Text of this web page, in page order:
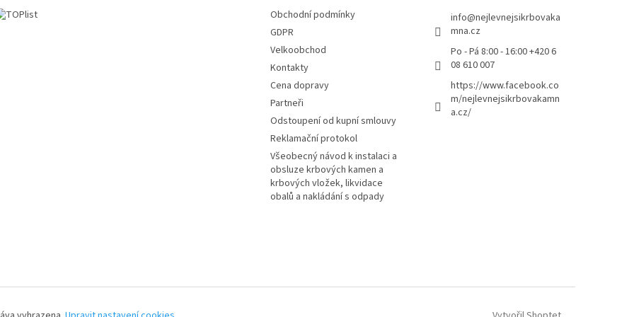
Obchodní podmínky
GDPR
Velkoobchod
Kontakty
Cena dopravy
Partneři
Odstoupení od kupní smlouvy
Reklamační protokol
Všeobecný návod k instalaci a
obsluze krbových kamen a
krbových vložek, likvidace
obalů a nakládání s odpady
info@nejlevnejsikrbovaka
mna.cz
Po - Pá 8:00 - 16:00 +420 6
08 610 007
https://www.facebook.co
m/nejlevnejsikrbovakamn
a.cz/